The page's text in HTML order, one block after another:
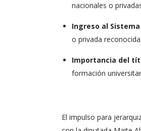
nacionales o
Ingreso al
o privada
Importancia del
formación
El impulso para